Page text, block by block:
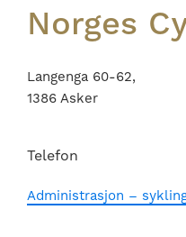
Norges
Langenga 60-62,
1386 Asker
Telefon
Administrasjon –